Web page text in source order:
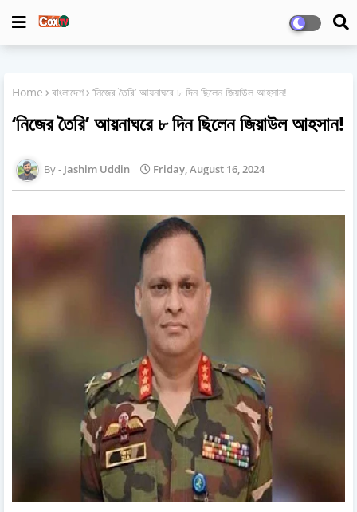
Home বাংলাদেশ ‘নিজের তৈরি’ আয়নাঘরে ৮ দিন ছিলেন জিয়াউল আহসান!
‘নিজের তৈরি’ আয়নাঘরে ৮ দিন ছিলেন জিয়াউল আহসান!
Jashim Uddin Friday, August 16, 2024